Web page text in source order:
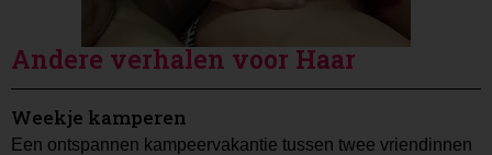
Andere verhalen voor Haar
Weekje kamperen
Een ontspannen kampeervakantie tussen twee vriendinnen